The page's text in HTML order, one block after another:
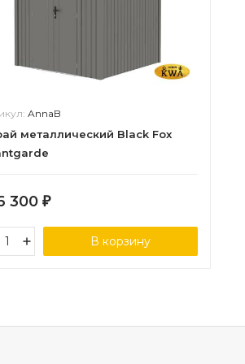
AnnaB
металлический Black Fox
300 ₽
В корзину